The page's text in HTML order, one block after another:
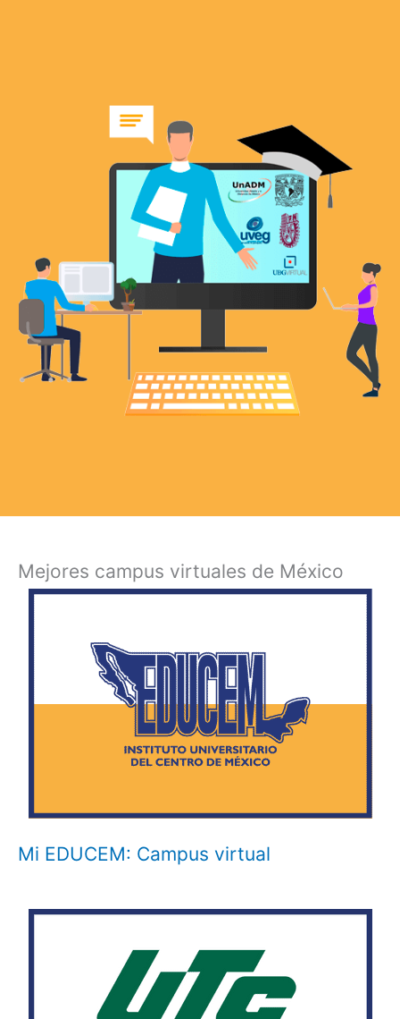
Mejores campus virtuales de México
Mi EDUCEM: Campus virtual